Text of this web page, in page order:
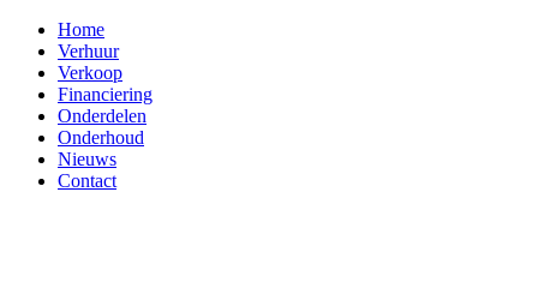
Home
Verhuur
Verkoop
Financiering
Onderdelen
Onderhoud
Nieuws
Contact